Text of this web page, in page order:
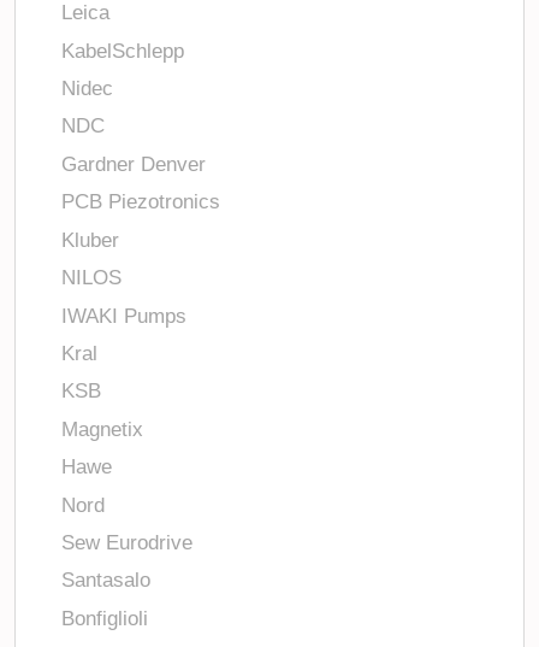
Leica
KabelSchlepp
Nidec
NDC
Gardner Denver
PCB Piezotronics
Kluber
NILOS
IWAKI Pumps
Kral
KSB
Magnetix
Hawe
Nord
Sew Eurodrive
Santasalo
Bonfiglioli